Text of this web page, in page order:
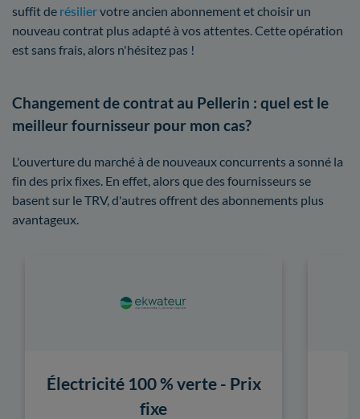
suffit de résiliervotre ancien abonnement et choisir un
nouveau contrat plus adapté à vos attentes. Cette opération
est sans frais, alors n'hésitez pas !
Changement de contrat au Pellerin : quel est le
meilleur fournisseur pour mon cas?
L'ouverture du marché à de nouveaux concurrents a sonné la
fin des prix fixes. En effet, alors que des fournisseurs se
basent sur le TRV, d'autres offrent des abonnements plus
avantageux.
Électricité 100 % verte - Prix
fixe